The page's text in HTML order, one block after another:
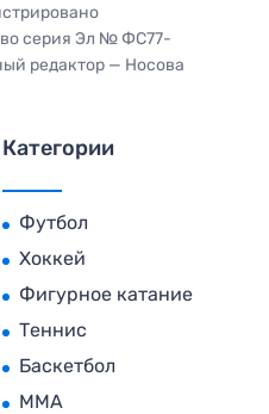
серия Эл № ФС77-
редактор — Носова
Категории
Футбол
Хоккей
Фигурное катание
Теннис
Баскетбол
MMA